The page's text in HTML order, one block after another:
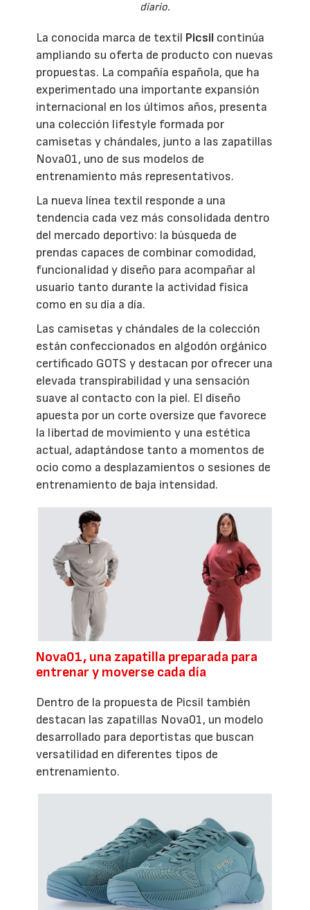
diario.
La conocida marca de textil Picsil continúa
ampliando su oferta de producto con nuevas
propuestas. La compañía española, que ha
experimentado una importante expansión
internacional en los últimos años, presenta
una colección lifestyle formada por
camisetas y chándales, junto a las zapatillas
Nova01, uno de sus modelos de
entrenamiento más representativos.
La nueva línea textil responde a una
tendencia cada vez más consolidada dentro
del mercado deportivo: la búsqueda de
prendas capaces de combinar comodidad,
funcionalidad y diseño para acompañar al
usuario tanto durante la actividad física
como en su día a día.
Las camisetas y chándales de la colección
están confeccionados en algodón orgánico
certificado GOTS y destacan por ofrecer una
elevada transpirabilidad y una sensación
suave al contacto con la piel. El diseño
apuesta por un corte oversize que favorece
la libertad de movimiento y una estética
actual, adaptándose tanto a momentos de
ocio como a desplazamientos o sesiones de
entrenamiento de baja intensidad.
Nova01, una zapatilla preparada para
entrenar y moverse cada día
Dentro de la propuesta de Picsil también
destacan las zapatillas Nova01, un modelo
desarrollado para deportistas que buscan
versatilidad en diferentes tipos de
entrenamiento.